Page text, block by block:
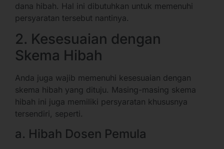
dana hibah. Hal ini dibutuhkan untuk memenuhi
persyaratan tersebut nantinya.
2. Kesesuaian dengan
Skema Hibah
Anda juga wajib memenuhi kesesuaian dengan
skema hibah yang dituju. Masing-masing skema
hibah ini juga memiliki persyaratan khususnya
tersendiri, seperti.
a. Hibah Dosen Pemula